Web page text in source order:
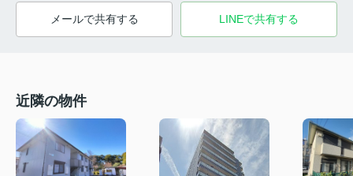
メールで共有する LINEで共有する
近隣の物件